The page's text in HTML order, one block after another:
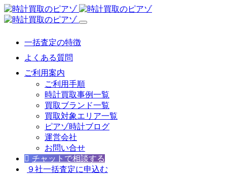
一括査定の特徴
よくある質問
ご利用案内
ご利用手順
時計買取事例一覧
買取ブランド一覧
買取対象エリア一覧
ピアゾ時計ブログ
運営会社
お問い合せ
チャットで相談する
９社一括査定に申込む